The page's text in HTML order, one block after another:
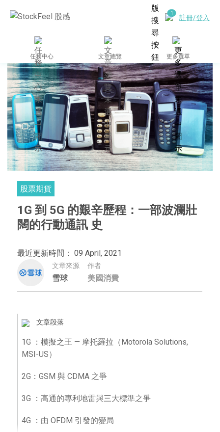
註冊/登入
任務中心 文章總覽 更多選單
股票期貨
1G 到 5G 的艱辛歷程：一部波瀾壯
闊的行動通訊 史
最近更新時間： 09 April, 2021
文章來源
雪球
作者
美國消費
文章段落
1G ：模擬之王 — 摩托羅拉（Motorola Solutions,
MSI-US）
2G：GSM 與 CDMA 之爭
3G ：高通的專利地雷與三大標準之爭
4G ：由 OFDM 引發的變局